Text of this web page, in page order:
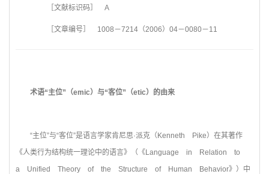
［文献标识码］ A
［文章编号］ 1008－7214（2006）04－0080－11
术语“主位”（emic）与“客位”（etic）的由来
“主位”与“客位”是语言学家肯尼思·派克（Kenneth Pike）在其著作
《人类行为结构统一理论中的语言》（《Language in Relation to
a Unified Theory of the Structure of Human Behavior》）中